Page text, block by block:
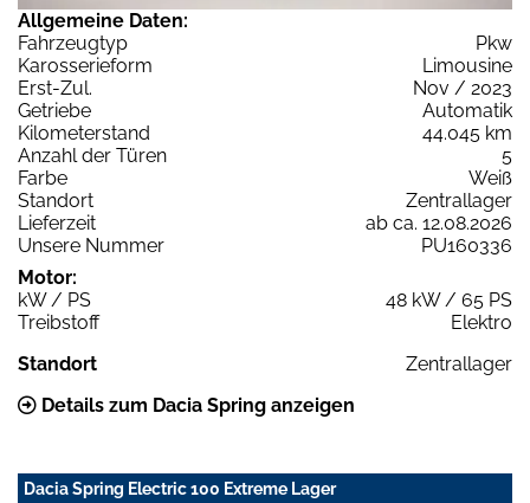
Allgemeine Daten:
Fahrzeugtyp
Pkw
Karosserieform
Limousine
Erst-Zul.
Nov / 2023
Getriebe
Automatik
Kilometerstand
44.045 km
Anzahl der Türen
5
Farbe
Weiß
Standort
Zentrallager
Lieferzeit
ab ca. 12.08.2026
Unsere Nummer
PU160336
Motor:
kW / PS
48 kW / 65 PS
Treibstoff
Elektro
Standort
Zentrallager
Details zum Dacia Spring anzeigen
Dacia Spring Electric 100 Extreme Lager